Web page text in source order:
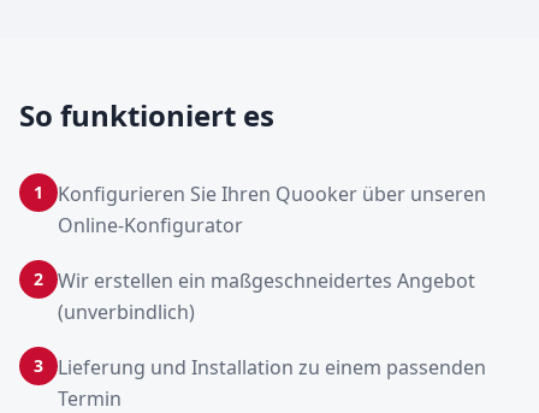
So funktioniert es
1
Konfigurieren Sie Ihren Quooker über unseren
Online-Konfigurator
2
Wir erstellen ein maßgeschneidertes Angebot
(unverbindlich)
3
Lieferung und Installation zu einem passenden
Termin